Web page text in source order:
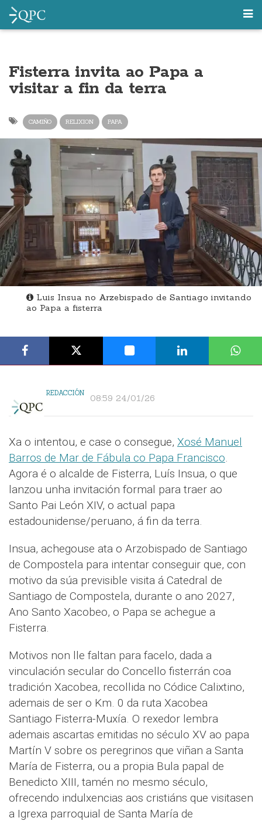
Fisterra invita ao Papa a
visitar a fin da terra
CAMIÑO RELIXION PAPA
Luis Insua no Arzebispado de Santiago invitando
ao Papa a fisterra
REDACCIÓN 08:59 24/01/26
Xa o intentou, e case o consegue, Xosé Manuel
Barros de Mar de Fábula co Papa Francisco.
Agora é o alcalde de Fisterra, Luís Insua, o que
lanzou unha invitación formal para traer ao
Santo Pai León XIV, o actual papa
estadounidense/peruano, á fin da terra.
Insua, achegouse ata o Arzobispado de Santiago
de Compostela para intentar conseguir que, con
motivo da súa previsible visita á Catedral de
Santiago de Compostela, durante o ano 2027,
Ano Santo Xacobeo, o Papa se achegue a
Fisterra.
Motivos non lle faltan para facelo, dada a
vinculación secular do Concello fisterrán coa
tradición Xacobea, recollida no Códice Calixtino,
ademais de ser o Km. 0 da ruta Xacobea
Santiago Fisterra-Muxía. O rexedor lembra
ademais ascartas emitidas no século XV ao papa
Martín V sobre os peregrinos que viñan a Santa
María de Fisterra, ou a propia Bula papal de
Benedicto XIII, tamén no mesmo século,
ofrecendo indulxencias aos cristiáns que visitasen
a Igrexa parroquial de Santa María de